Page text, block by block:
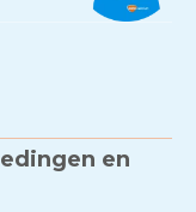
met
en
en